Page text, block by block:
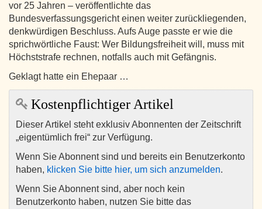
vor 25 Jahren – veröffentlichte das
Bundesverfassungsgericht einen weiter zurückliegenden,
denkwürdigen Beschluss. Aufs Auge passte er wie die
sprichwörtliche Faust: Wer Bildungsfreiheit will, muss mit
Höchststrafe rechnen, notfalls auch mit Gefängnis.
Geklagt hatte ein Ehepaar …
Kostenpflichtiger Artikel
Dieser Artikel steht exklusiv Abonnenten der Zeitschrift
„eigentümlich frei“ zur Verfügung.
Wenn Sie Abonnent sind und bereits ein Benutzerkonto
haben, klicken Sie bitte hier, um sich anzumelden.
Wenn Sie Abonnent sind, aber noch kein
Benutzerkonto haben, nutzen Sie bitte das